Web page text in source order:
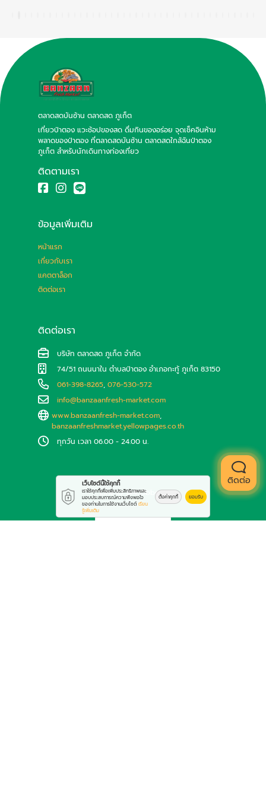
ตลาดสดบันซ้าน ตลาดสด ภูเก็ต
เที่ยวป่าตอง แวะช้อปของสด ดื่มกินของอร่อย จุดเช็คอินห้าม
พลาดของป่าตอง ที่ตลาดสดบันซ้าน ตลาดสดใกล้ฉันป่าตอง
ภูเก็ต สำหรับนักเดินทางท่องเที่ยว
ติดตามเรา
ข้อมูลเพิ่มเติม
หน้าแรก
เกี่ยวกับเรา
แคตตาล็อก
ติดต่อเรา
ติดต่อเรา
บริษัท ตลาดสด ภูเก็ต จำกัด
74/51 ถนนนาใน ตำบลป่าตอง อำเภอกะทู้ ภูเก็ต 83150
061-398-8265, 076-530-572
info@banzaanfresh-market.com
www.banzaanfresh-market.com,
banzaanfreshmarket.yellowpages.co.th
ทุกวัน เวลา 06.00 - 24.00 น.
Line ID: @433bbodi
ติดต่อ
เว็บไซต์นี้ใช้คุกกี้
เราใช้คุกกี้เพื่อเพิ่มประสิทธิภาพและ
มอบประสบการณ์ความพึงพอใจ
ของท่านในการใช้งานเว็บไซต์ เรียน
รู้เพิ่มเติม
ตั้งค่าคุกกี้ ยอมรับ